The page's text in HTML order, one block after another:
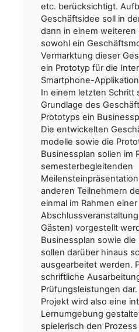
etc. berücksichtigt.
Geschäftsidee soll in
dann in einem weiteren
sowohl ein
Vermarktung dieser
ein Prototyp für die
Smartphone-
In einem letzten Schritt
Grundlage des
Prototyps ein
Die entwickelten
modelle sowie die
Businessplan sollen im
semesterbegleitenden
anderen Teilnehmern
einmal im Rahmen
Gästen) vorgestellt
Businessplan sowie
sollen darüber hinaus
ausgearbeitet werden.
schriftliche
Prüfungsleistungen
Projekt wird also eine
Lernumgebung
spielerisch den